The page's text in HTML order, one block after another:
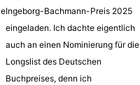
Ingeborg-Bachmann-Preis 2025
eingeladen. Ich dachte eigentlich
auch an einen Nominierung für die
Longslist des Deutschen
Buchpreises, denn ich